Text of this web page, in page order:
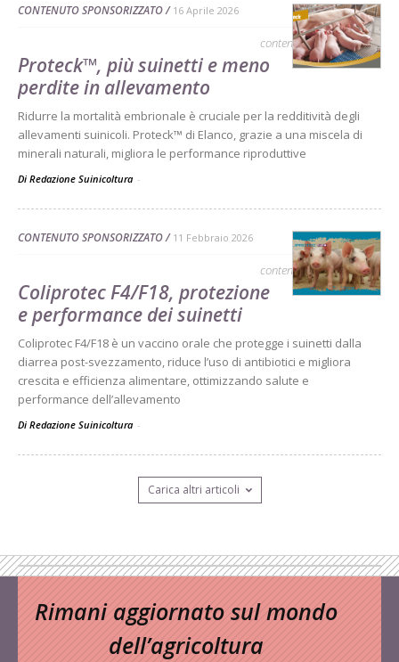
CONTENUTO SPONSORIZZATO 16 Aprile 2026
contenuto sponsorizzato
Proteck™, più suinetti e meno
perdite in allevamento
Ridurre la mortalità embrionale è cruciale per la redditività degli
allevamenti suinicoli. Proteck™ di Elanco, grazie a una miscela di
minerali naturali, migliora le performance riproduttive
Di Redazione Suinicoltura -
CONTENUTO SPONSORIZZATO 11 Febbraio 2026
contenuto sponsorizzato
Coliprotec F4/F18, protezione
e performance dei suinetti
Coliprotec F4/F18 è un vaccino orale che protegge i suinetti dalla
diarrea post-svezzamento, riduce l’uso di antibiotici e migliora
crescita e efficienza alimentare, ottimizzando salute e
performance dell’allevamento
Di Redazione Suinicoltura -
Carica altri articoli
Rimani aggiornato sul mondo
dell’agricoltura